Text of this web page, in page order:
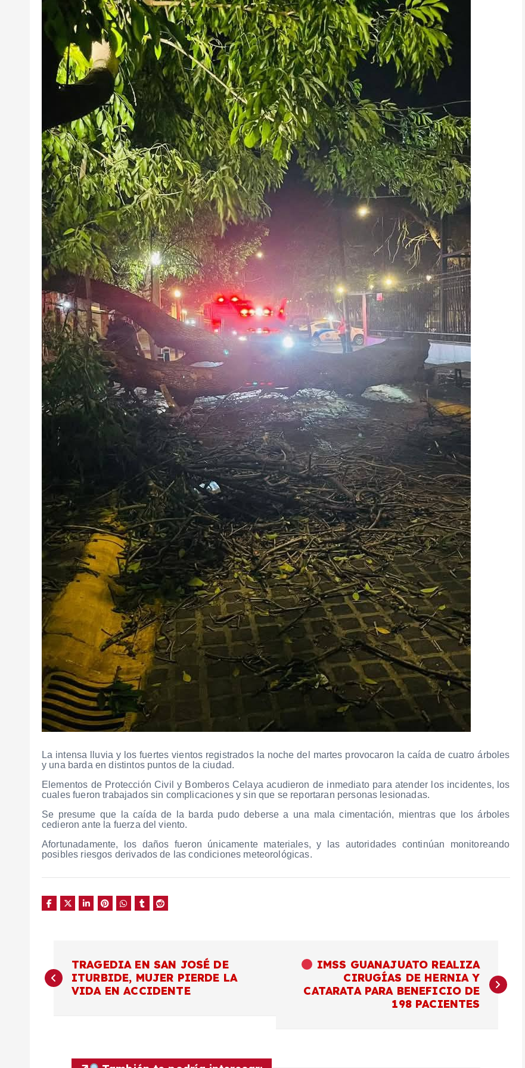
La intensa lluvia y los fuertes vientos registrados la noche del martes provocaron la caída de cuatro árboles
y una barda en distintos puntos de la ciudad.
Elementos de Protección Civil y Bomberos Celaya acudieron de inmediato para atender los incidentes, los
cuales fueron trabajados sin complicaciones y sin que se reportaran personas lesionadas.
Se presume que la caída de la barda pudo deberse a una mala cimentación, mientras que los árboles
cedieron ante la fuerza del viento.
Afortunadamente, los daños fueron únicamente materiales, y las autoridades continúan monitoreando
posibles riesgos derivados de las condiciones meteorológicas.
a
TRAGEDIA EN SAN JOSÉ DE
ITURBIDE, MUJER PIERDE LA
VIDA EN ACCIDENTE
IMSS GUANAJUATO REALIZA
CIRUGÍAS DE HERNIA Y
CATARATA PARA BENEFICIO DE
198 PACIENTES